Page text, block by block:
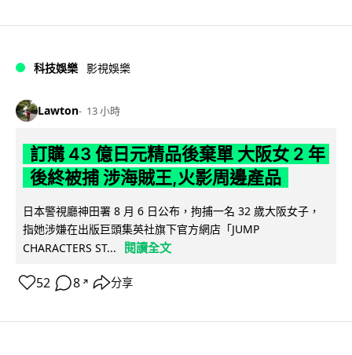
科技娛樂 影視娛樂
Lawton 13 小時
訂購 43 億日元精品後棄單 大阪女 2 年
後終被捕 涉海賊王,火影周邊產品
日本警視廳神田署 8 月 6 日公布，拘捕一名 32 歲大阪女子，
指她涉嫌在出版巨頭集英社旗下官方網店「JUMP
CHARACTERS ST...
閱讀全文
52 8 ↗ 分享